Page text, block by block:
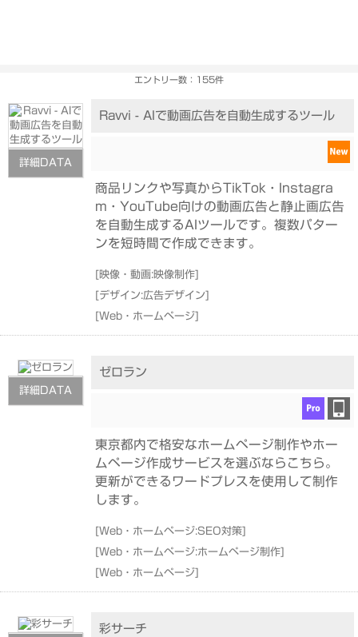
エントリー数：155件
詳細DATA
Ravvi - AIで動画広告を自動生成するツール
商品リンクや写真からTikTok・Instagra
m・YouTube向けの動画広告と静止画広告
を自動生成するAIツールです。複数パター
ンを短時間で作成できます。
[映像・動画:映像制作]
[デザイン:広告デザイン]
[Web・ホームページ]
詳細DATA
ゼロラン
東京都内で格安なホームページ制作やホー
ムページ作成サービスを選ぶならこちら。
更新ができるワードプレスを使用して制作
します。
[Web・ホームページ:SEO対策]
[Web・ホームページ:ホームページ制作]
[Web・ホームページ]
彩サーチ